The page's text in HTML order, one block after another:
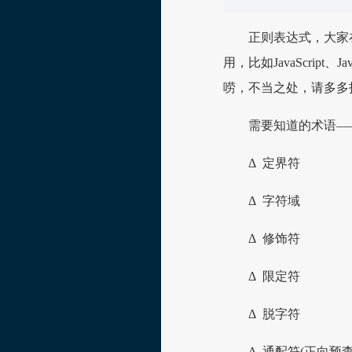
正则表达式，大
用，比如JavaScript、
唠，不当之处，请多多
需要知道的术语
Δ 定界符
Δ 字符域
Δ 修饰符
Δ 限定符
Δ 脱字符